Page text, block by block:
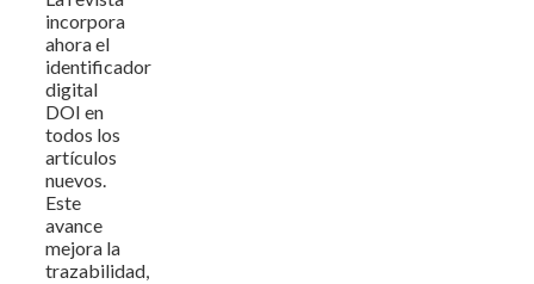
incorpora
ahora el
identificador
digital
DOI en
todos los
artículos
nuevos.
Este
avance
mejora la
trazabilidad,